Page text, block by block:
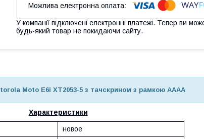
У компанії підключені електронні платежі. Тепер ви
будь-який товар не покидаючи сайту.
Moto E6i XT2053-5 з тачскрином з рамкою AAAA
Характеристики
новое